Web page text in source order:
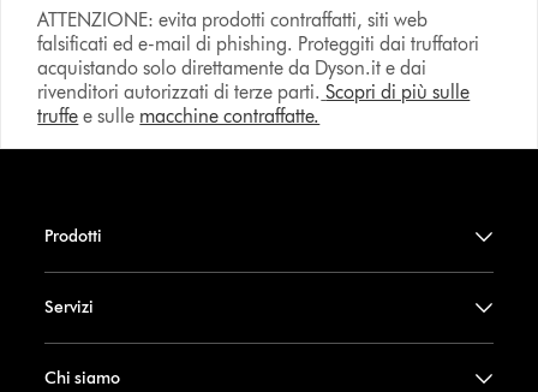
ATTENZIONE: evita prodotti contraffatti, siti web
falsificati ed e-mail di phishing. Proteggiti dai truffatori
acquistando solo direttamente da Dyson.it e dai
rivenditori autorizzati di terze parti. Scopri di più sulle
truffe e sulle macchine contraffatte.
Prodotti
Servizi
Chi siamo